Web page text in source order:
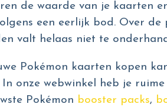
de waarde van je kaarten
een eerlijk bod. Over de
valt helaas niet te
Pokémon kaarten kopen
In onze webwinkel heb je
Pokémon booster packs,